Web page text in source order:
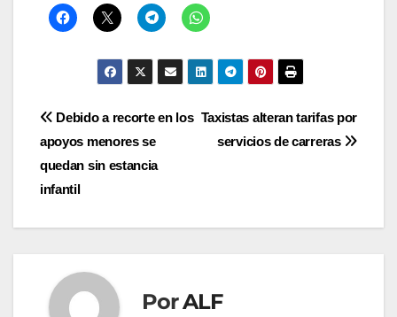
Navegación
de
entradas
Taxistas alteran tarifas por
servicios de carreras
Debido a recorte en los
apoyos menores se
quedan sin estancia
infantil
PorALF